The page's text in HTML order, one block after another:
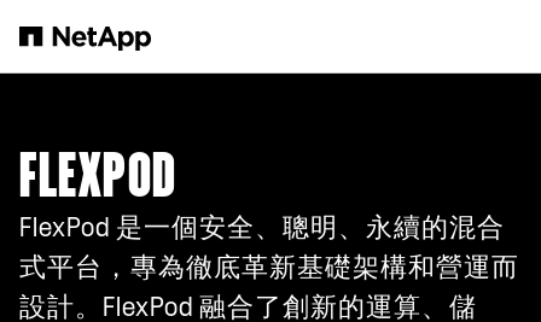
FLEXPOD
FlexPod 是一個安全、聰明、永續的混合
式平台，專為徹底革新基礎架構和營運而
設計。FlexPod 融合了創新的運算、儲